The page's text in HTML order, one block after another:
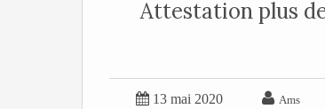
Attestation plus
 13 mai 2020  Ams